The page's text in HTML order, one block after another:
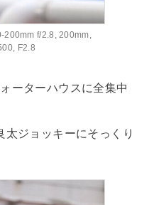
200mm f/2.8, 200mm,
F2.8
ーターハウスに全集中
太ジョッキーにそっくり